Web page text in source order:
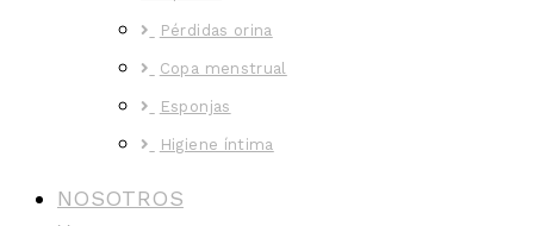
Pérdidas orina
Copa menstrual
Esponjas
Higiene íntima
NOSOTROS